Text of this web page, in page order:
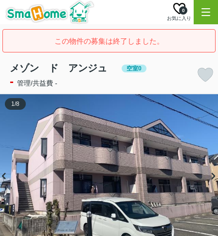
お気に入り
0
この物件の募集は終了しました。
メゾン ド アンジュ 空室0
- 管理/共益費 -
1/8